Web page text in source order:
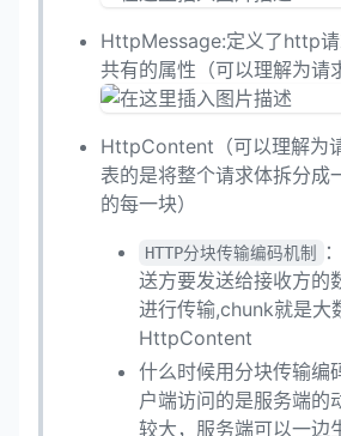
HttpMessage:定义了http
共有的属性（可以理解为请
HttpContent（可以理解为
表的是将整个请求体拆分成
的每一块）
HTTP分块传输编码机制
送方要发送给接收方的
进行传输,chunk就是大
HttpContent
什么时候用分块传输编
户端访问的是服务端的
较大，服务端可以一边